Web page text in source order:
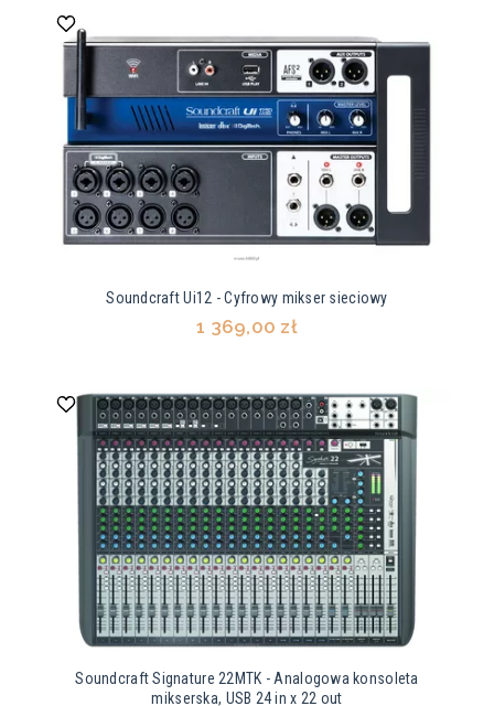
Soundcraft Ui12 - Cyfrowy mikser sieciowy
1 369,00 zł
Soundcraft Signature 22MTK - Analogowa konsoleta
mikserska, USB 24 in x 22 out